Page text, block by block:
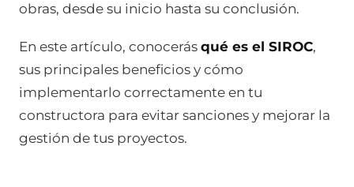
obras, desde su inicio hasta su conclusión.
En este artículo, conocerás qué es el SIROC,
sus principales beneficios y cómo
implementarlo correctamente en tu
constructora para evitar sanciones y mejorar la
gestión de tus proyectos.